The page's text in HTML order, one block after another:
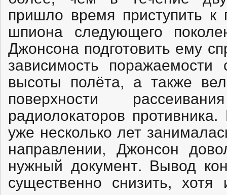
пришло время приступить к
шпиона следующего
Джонсона подготовить ему
зависимость
высоты полёта, а также
поверхности
радиолокаторов
уже несколько лет
направлении, Джонсон
нужный документ. Вывод
существенно снизить,